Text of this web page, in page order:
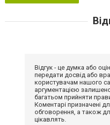
Відгук - це думка або
передати досвід або
користувачам нашого
аргументацією
багатьом прийняти
Коментарі призначені
обговорення, а також
цікавлять.